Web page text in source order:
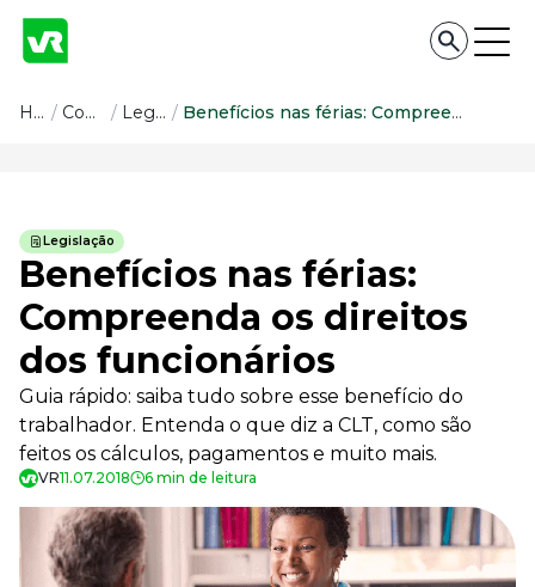
Conteúdo
Todas as categorias
Confira nossos conteúdos
Impulsione o seu negócio
Legislação
Fique por dentro da lei
Pessoas e Cultura
Aprimore a cultura organizacional
Educação Financeira
Saiba como gerenciar o seu dinheiro
Para o Trabalhador
Tudo para facilitar a rotina
Home / Conteúdo / Legislação / Benefícios nas férias: Compreenda os direitos dos funcionários
Legislação
Benefícios nas férias:
Compreenda os direitos
dos funcionários
Guia rápido: saiba tudo sobre esse benefício do
trabalhador. Entenda o que diz a CLT, como são
feitos os cálculos, pagamentos e muito mais.
VR11.07.2018 6 min de leitura